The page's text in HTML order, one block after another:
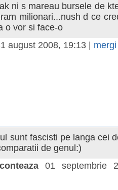
ni s mareau bursele de
milionari...nush d ce
o vor si face-o
august 2008, 19:13 |
sunt fascisti pe langa cei
de genul:)
01 septembrie